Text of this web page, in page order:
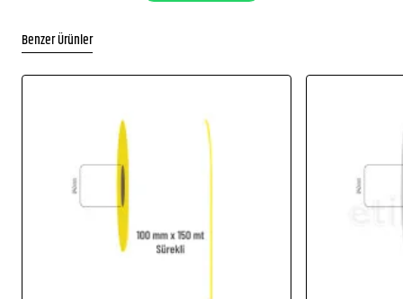
Yapışkan Türleri:
(Kuvvetli yapışkan tutkal), Nonperm (İz Bırakmayan yapışkanlı
tutkal), Deep frezee (Soğuğa dayanıklı yapışkanlı tutkal)
Kullanım Alanları:
Teknik makine ürün etiketi, demirbaş
etiketi, elektronik ürün etiketi, ürün etiketi. Yüksek ve düşük
sıcaklıklarda muhafaza edilmeye uygundur. Gıda etiketi vb.
amaçlar için sayısız sektör tarafından kullanımı söz konusudur.
Benzer Ürünler